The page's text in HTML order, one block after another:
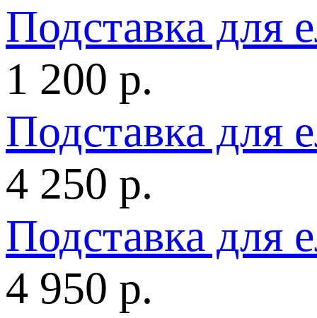
Подставка для
1 200 р.
Подставка для
4 250 р.
Подставка для
4 950 р.